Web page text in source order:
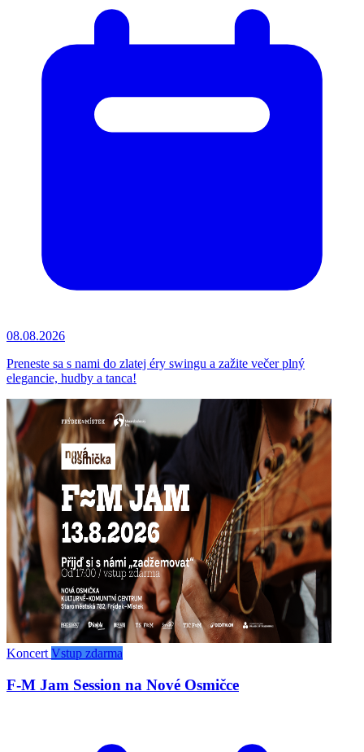
08.08.2026
Preneste sa s nami do zlatej éry swingu a zažite večer plný
elegancie, hudby a tanca!
Koncert Vstup zdarma
F-M Jam Session na Nové Osmičce